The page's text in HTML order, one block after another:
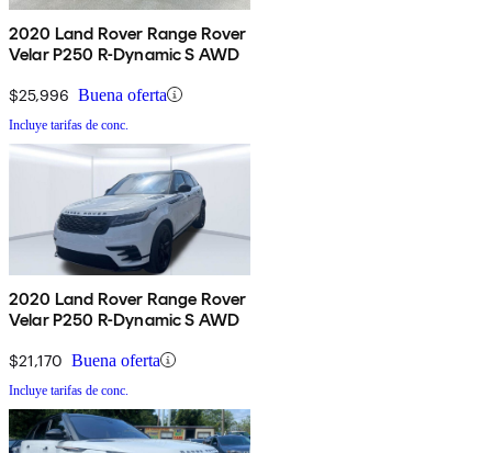
2020 Land Rover Range Rover
Velar P250 R-Dynamic S AWD
$25,996 Buena oferta
Incluye tarifas de conc.
2020 Land Rover Range Rover
Velar P250 R-Dynamic S AWD
$21,170 Buena oferta
Incluye tarifas de conc.